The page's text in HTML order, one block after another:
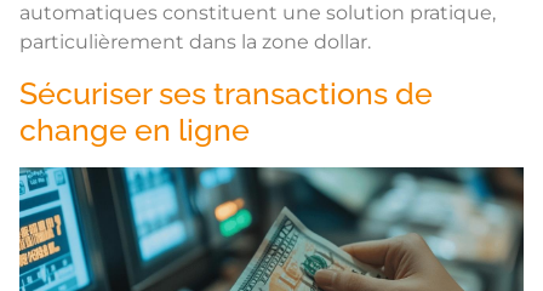
automatiques constituent une solution pratique,
particulièrement dans la zone dollar.
Sécuriser ses transactions de
change en ligne